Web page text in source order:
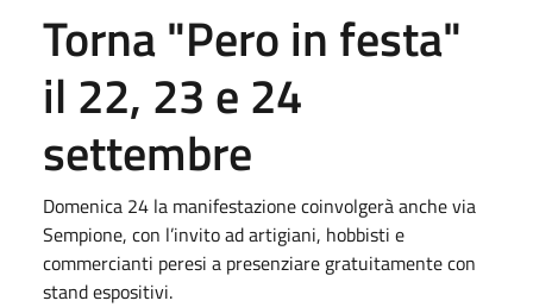
Torna "Pero in festa"
il 22, 23 e 24
settembre
Domenica 24 la manifestazione coinvolgerà anche via
Sempione, con l’invito ad artigiani, hobbisti e
commercianti peresi a presenziare gratuitamente con
stand espositivi.